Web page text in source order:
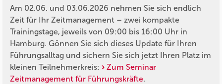
Am 02.06. und 03.06.2026 nehmen Sie sich endlich
Zeit für Ihr Zeitmanagement – zwei kompakte
Trainingstage, jeweils von 09:00 bis 16:00 Uhr in
Hamburg. Gönnen Sie sich dieses Update für Ihren
Führungsalltag und sichern Sie sich jetzt Ihren Platz im
kleinen Teilnehmerkreis:
Zum Seminar
Zeitmanagement für Führungskräfte.